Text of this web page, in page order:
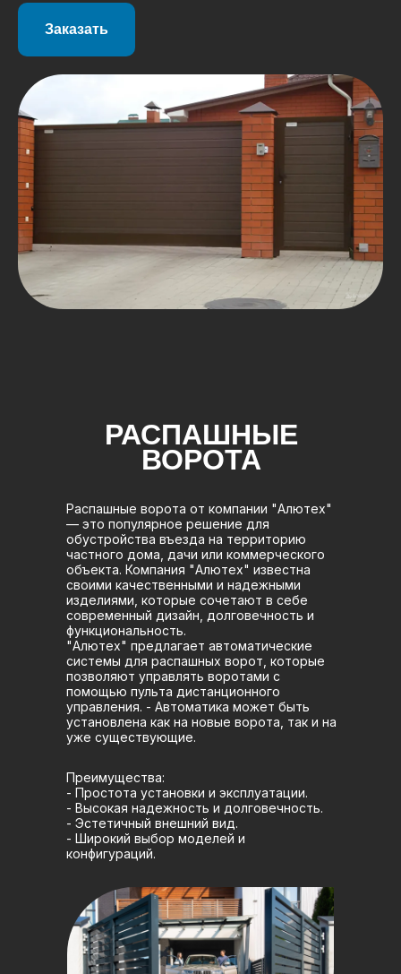
Заказать
РАСПАШНЫЕ
ВОРОТА
Преимущества:
- Простота установки и эксплуатации.
- Высокая надежность и долговечность.
- Эстетичный внешний вид.
- Широкий выбор моделей и
конфигураций.
Распашные ворота от компании "Алютех"
— это популярное решение для
обустройства въезда на территорию
частного дома, дачи или коммерческого
объекта. Компания "Алютех" известна
своими качественными и надежными
изделиями, которые сочетают в себе
современный дизайн, долговечность и
функциональность.
"Алютех" предлагает автоматические
системы для распашных ворот, которые
позволяют управлять воротами с
помощью пульта дистанционного
управления. - Автоматика может быть
установлена как на новые ворота, так и на
уже существующие.